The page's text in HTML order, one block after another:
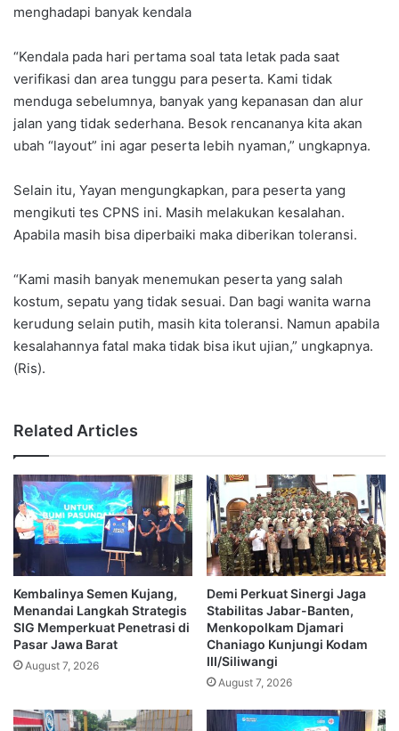
menghadapi banyak kendala
“Kendala pada hari pertama soal tata letak pada saat
verifikasi dan area tunggu para peserta. Kami tidak
menduga sebelumnya, banyak yang kepanasan dan alur
jalan yang tidak sederhana. Besok rencananya kita akan
ubah “layout” ini agar peserta lebih nyaman,” ungkapnya.
Selain itu, Yayan mengungkapkan, para peserta yang
mengikuti tes CPNS ini. Masih melakukan kesalahan.
Apabila masih bisa diperbaiki maka diberikan toleransi.
“Kami masih banyak menemukan peserta yang salah
kostum, sepatu yang tidak sesuai. Dan bagi wanita warna
kerudung selain putih, masih kita toleransi. Namun apabila
kesalahannya fatal maka tidak bisa ikut ujian,” ungkapnya.
(Ris).
Related Articles
Kembalinya Semen Kujang,
Menandai Langkah Strategis
SIG Memperkuat Penetrasi di
Pasar Jawa Barat
August 7, 2026
Demi Perkuat Sinergi Jaga
Stabilitas Jabar-Banten,
Menkopolkam Djamari
Chaniago Kunjungi Kodam
III/Siliwangi
August 7, 2026